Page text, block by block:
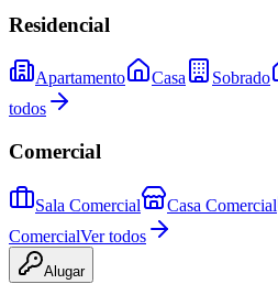
Residencial
Apartamento Casa Sobrado
todos
Comercial
Sala Comercial Casa Comercial
ComercialVer todos
Alugar